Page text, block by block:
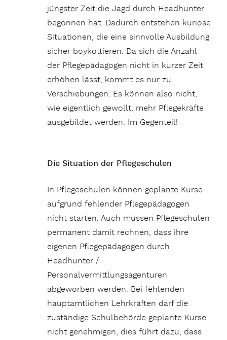
jüngster Zeit die Jagd durch Headhunter
begonnen hat. Dadurch entstehen kuriose
Situationen, die eine sinnvolle Ausbildung
sicher boykottieren. Da sich die Anzahl
der Pflegepädagogen nicht in kurzer Zeit
erhöhen lässt, kommt es nur zu
Verschiebungen. Es können also nicht,
wie eigentlich gewollt, mehr Pflegekräfte
ausgebildet werden. Im Gegenteil!
Die Situation der Pflegeschulen
In Pflegeschulen können geplante Kurse
aufgrund fehlender Pflegepädagogen
nicht starten. Auch müssen Pflegeschulen
permanent damit rechnen, dass ihre
eigenen Pflegepädagogen durch
Headhunter /
Personalvermittlungsagenturen
abgeworben werden. Bei fehlenden
hauptamtlichen Lehrkräften darf die
zuständige Schulbehörde geplante Kurse
nicht genehmigen, dies führt dazu, dass